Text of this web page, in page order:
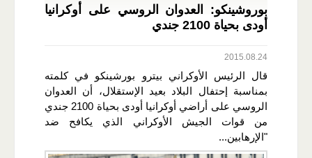
بوروشينكو: العدوان الروسي على أوكرانيا
أودى بحياة 2100 جندي
2015.08.24
قال الرئيس الأوكراني بيترو بورشينكو في كلمته
بمناسبة إحتفال البلاد بعيد الإستقلال، أن العدوان
الروسي على أراضي أوكرانيا أودى بحياة 2100 جندي
من قوات الجيش الأوكراني الذي يكافح ضد
"الإرهابين...